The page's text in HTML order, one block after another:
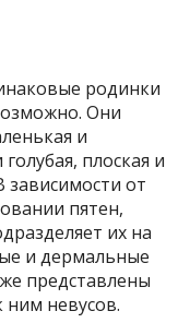
родинки
Они
и
плоская и
зависимости от
пятен,
их на
и дермальные
представлены
ним невусов.